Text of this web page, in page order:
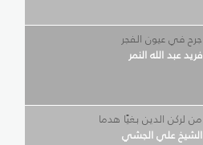
جرح في عيون الفجر
فريد عبد الله النمر
من لركن الدين بغيًا هدما
الشيخ علي الجشي